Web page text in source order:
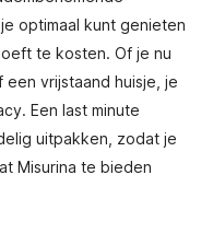
optimaal kunt genieten
te kosten. Of je nu
vrijstaand huisje, je
Een last minute
uitpakken, zodat je
Misurina te bieden